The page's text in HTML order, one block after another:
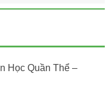
Học Quần Thể –